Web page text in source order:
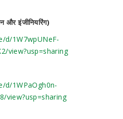
और इंजीनियरिंग)
d/1W7wpUNeF-
view?usp=sharing
d/1WPaOgh0n-
view?usp=sharing